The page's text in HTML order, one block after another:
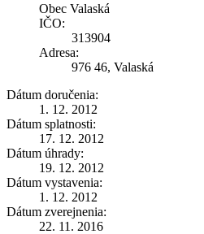
Obec Valaská
IČO:
313904
Adresa:
976 46, Valaská
Dátum doručenia:
1. 12. 2012
Dátum splatnosti:
17. 12. 2012
Dátum úhrady:
19. 12. 2012
Dátum vystavenia:
1. 12. 2012
Dátum zverejnenia:
22. 11. 2016